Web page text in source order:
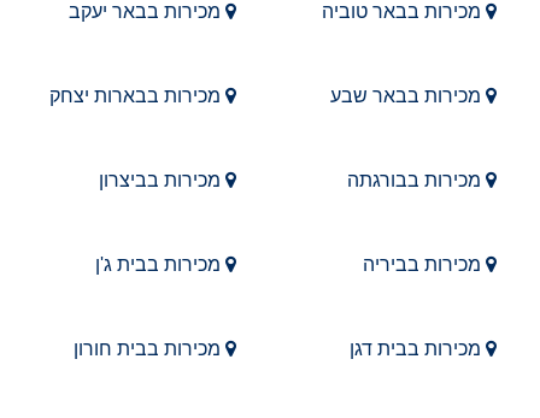
מכירות בבאר טוביה מכירות בבאר יעקב
מכירות בבאר שבע מכירות בבארות יצחק
מכירות בבורגתה מכירות בביצרון
מכירות בביריה מכירות בבית ג'ן
מכירות בבית דגן מכירות בבית חורון